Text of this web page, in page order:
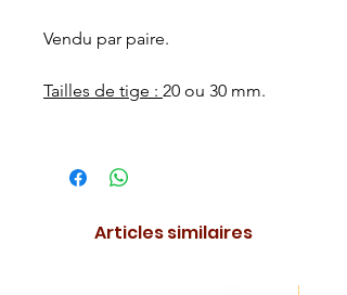
Vendu par paire.
Tailles de tige : 20 ou 30 mm.
Articles similaires